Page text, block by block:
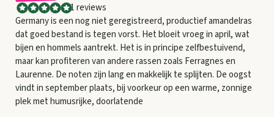
1 reviews
Germany is een nog niet geregistreerd, productief amandelras
dat goed bestand is tegen vorst. Het bloeit vroeg in april, wat
bijen en hommels aantrekt. Het is in principe zelfbestuivend,
maar kan profiteren van andere rassen zoals Ferragnes en
Laurenne. De noten zijn lang en makkelijk te splijten. De oogst
vindt in september plaats, bij voorkeur op een warme, zonnige
plek met humusrijke, doorlatende